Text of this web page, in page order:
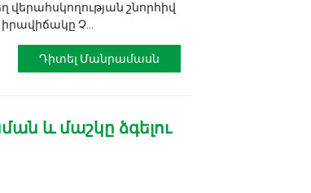
շնորհիվ
Չ...
Դիտել Մանրամասն
և մաշկը ձգելու